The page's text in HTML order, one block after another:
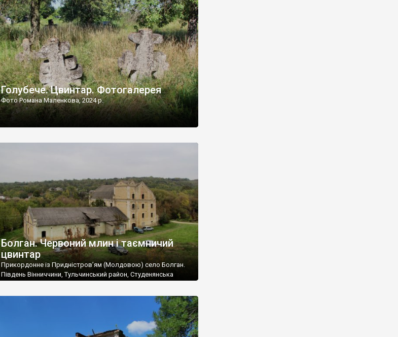
[…]
Голубече. Цвинтар. Фотогалерея
Фото Романа Маленкова, 2024 р.
Болган. Червоний млин і таємничий
цвинтар
Прикордонне із Придністров’ям (Молдовою) село Болган.
Південь Вінниччини, Тульчинський район, Студенянська
старовинний цвинтар із кам’яними хрестами. Всі епітафії, які
збереглися, написані кирилицею, церковнослов’янською
мовою. За всіма традиційними ознаками – цвинтар
український. Хрести датуються 19 століттям. У 1924-1940